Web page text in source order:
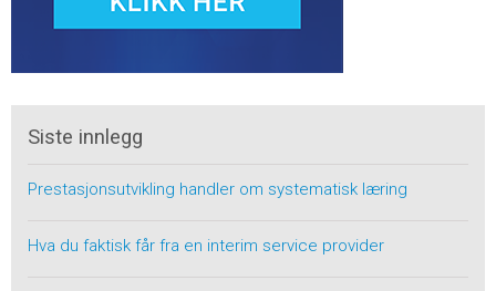
Siste innlegg
Prestasjonsutvikling handler om systematisk læring
Hva du faktisk får fra en interim service provider